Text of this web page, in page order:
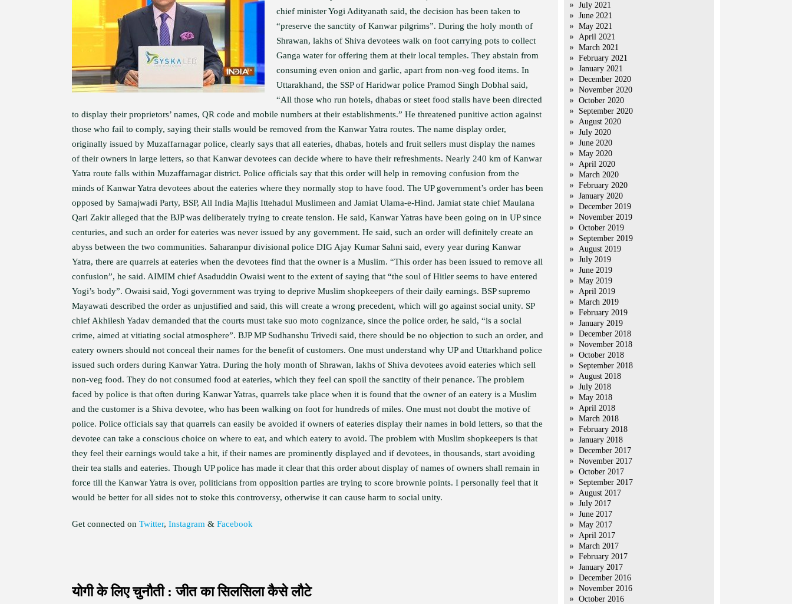
chief minister Yogi Adityanath said, the decision has been taken to
“preserve the sanctity of Kanwar pilgrims”. During the holy month of
Shrawan, lakhs of Shiva devotees walk on foot carrying pots to collect
Ganga water for offering them at their local temples. They abstain from
consuming even onion and garlic, apart from non-veg food items. In
Uttarakhand, the SSP of Haridwar police Pramod Singh Dobhal said,
“All those who run hotels, dhabas or steet food stalls have been directed
to display their proprietors’ names, QR code and mobile numbers at their establishments.” He threatened punitive action against
those who fail to comply, saying their stalls would be removed from the Kanwar Yatra routes. The name display order,
originally issued by Muzaffarnagar police, clearly says that all eateries, dhabas, hotels and fruit sellers must display the names
of their owners in large letters, so that Kanwar devotees can decide where to have their refreshments. Nearly 240 km of Kanwar
Yatra route falls within Muzaffarnagar district. Police officials say that this order will help in removing confusion from the
minds of Kanwar Yatra devotees about the eateries where they normally stop to have food. The UP government’s order has been
opposed by Samajwadi Party, BSP, All India Majlis Ittehadul Muslimeen and Jamiat Ulama-e-Hind. Jamiat state chief Maulana
Qari Zakir alleged that the BJP was deliberately trying to create tension. He said, Kanwar Yatras have been going on in UP since
centuries, and such an order for eateries was never issued by any government. He said, such an order will definitely create an
abyss between the two communities. Saharanpur divisional police DIG Ajay Kumar Sahni said, every year during Kanwar
Yatra, there are quarrels at eateries when the devotees find that the owner is a Muslim. “This order has been issued to remove all
confusion”, he said. AIMIM chief Asaduddin Owaisi went to the extent of saying that “the soul of Hitler seems to have entered
Yogi’s body”. Owaisi said, Yogi government was trying to deprive Muslim shopkeepers of their daily earnings. BSP supremo
Mayawati described the order as unjustified and said, this will create a wrong precedent, which will go against social unity. SP
chief Akhilesh Yadav demanded that the courts must take suo moto cognizance, since the police order, he said, “is a social
crime, aimed at vitiating social atmosphere”. BJP MP Sudhanshu Trivedi said, there should be no objection to such an order, and
eatery owners should not conceal their names for the benefit of customers. One must understand why UP and Uttarkhand police
issued such orders during Kanwar Yatra. During the holy month of Shrawan, lakhs of Shiva devotees avoid eateries which sell
non-veg food. They do not consumed food at eateries, which they feel can spoil the sanctity of their penance. The problem
faced by police is that often during Kanwar Yatras, quarrels take place when it is found that the owner of an eatery is a Muslim
and the customer is a Shiva devotee, who has been walking on foot for hundreds of miles. One must not doubt the motive of
police. Police officials say that quarrels can easily be avoided if owners of eateries display their names in bold letters, so that the
devotee can take a conscious choice on where to eat, and which eatery to avoid. The problem with Muslim shopkeepers is that
they feel their earnings would take a hit, if their names are prominently displayed and if devotees, in thousands, start avoiding
their tea stalls and eateries. Though UP police has made it clear that this order about display of names of owners shall remain in
force till the Kanwar Yatra is over, politicians from opposition parties are trying to score brownie points. I personally feel that it
would be better for all sides not to stoke this controversy, otherwise it can cause harm to social unity.
Get connected on Twitter, Instagram & Facebook
योगी के लिए चुनौती : जीत का सिलसिला कैसे लौटे
July 2021
June 2021
May 2021
April 2021
March 2021
February 2021
January 2021
December 2020
November 2020
October 2020
September 2020
August 2020
July 2020
June 2020
May 2020
April 2020
March 2020
February 2020
January 2020
December 2019
November 2019
October 2019
September 2019
August 2019
July 2019
June 2019
May 2019
April 2019
March 2019
February 2019
January 2019
December 2018
November 2018
October 2018
September 2018
August 2018
July 2018
May 2018
April 2018
March 2018
February 2018
January 2018
December 2017
November 2017
October 2017
September 2017
August 2017
July 2017
June 2017
May 2017
April 2017
March 2017
February 2017
January 2017
December 2016
November 2016
October 2016